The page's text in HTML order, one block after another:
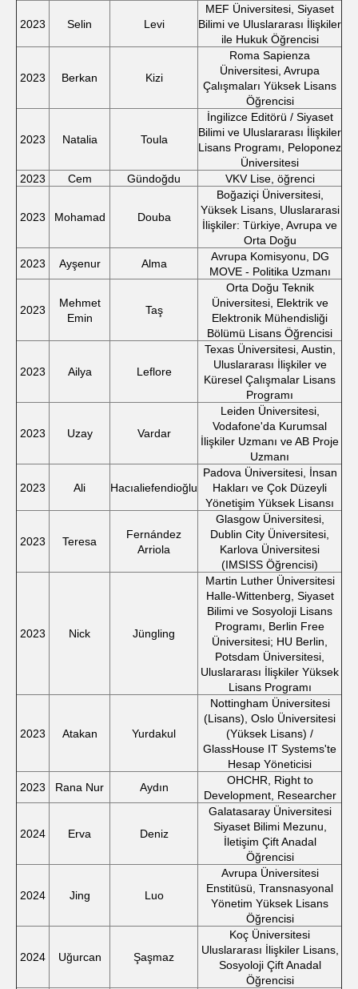
2023 Selin Levi
MEF Üniversitesi, Siyaset
Bilimi ve Uluslararası İlişkiler
ile Hukuk Öğrencisi
2023 Berkan Kizi
Roma Sapienza
Üniversitesi, Avrupa
Çalışmaları Yüksek Lisans
Öğrencisi
2023 Natalia Toula
İngilizce Editörü / Siyaset
Bilimi ve Uluslararası İlişkiler
Lisans Programı, Peloponez
Üniversitesi
2023
Cem Gündoğdu VKV Lise, öğrenci
2023 Mohamad Douba
Boğaziçi Üniversitesi,
Yüksek Lisans, Uluslararasi
İlişkiler: Türkiye, Avrupa ve
Orta Doğu
2023
Ayşenur Alma
Avrupa Komisyonu, DG
MOVE - Politika Uzmanı
2023
Mehmet
Emin
Taş
Orta Doğu Teknik
Üniversitesi, Elektrik ve
Elektronik Mühendisliği
Bölümü Lisans Öğrencisi
2023 Ailya Leflore
Texas Üniversitesi, Austin,
Uluslararası İlişkiler ve
Küresel Çalışmalar Lisans
Programı
2023 Uzay Vardar
Leiden Üniversitesi,
Vodafone'da Kurumsal
İlişkiler Uzmanı ve AB Proje
Uzmanı
2023 Ali Hacıaliefendioğlu
Padova Üniversitesi, İnsan
Hakları ve Çok Düzeyli
Yönetişim Yüksek Lisansı
2023 Teresa
Fernández
Arriola
Glasgow Üniversitesi,
Dublin City Üniversitesi,
Karlova Üniversitesi
(IMSISS Öğrencisi)
2023 Nick Jüngling
Martin Luther Üniversitesi
Halle-Wittenberg, Siyaset
Bilimi ve Sosyoloji Lisans
Programı, Berlin Free
Üniversitesi; HU Berlin,
Potsdam Üniversitesi,
Uluslararası İlişkiler Yüksek
Lisans Programı
2023 Atakan Yurdakul
Nottingham Üniversitesi
(Lisans), Oslo Üniversitesi
(Yüksek Lisans) /
GlassHouse IT Systems'te
Hesap Yöneticisi
2023
Rana Nur Aydın
OHCHR, Right to
Development, Researcher
2024 Erva Deniz
Galatasaray Üniversitesi
Siyaset Bilimi Mezunu,
İletişim Çift Anadal
Öğrencisi
2024 Jing Luo
Avrupa Üniversitesi
Enstitüsü, Transnasyonal
Yönetim Yüksek Lisans
Öğrencisi
2024 Uğurcan Şaşmaz
Koç Üniversitesi
Uluslararası İlişkiler Lisans,
Sosyoloji Çift Anadal
Öğrencisi